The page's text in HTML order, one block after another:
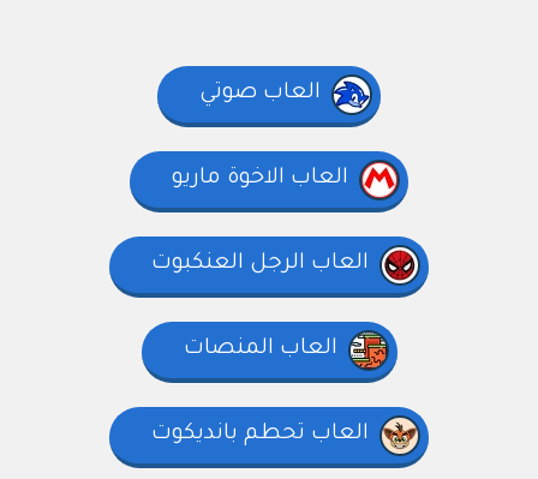
العاب صوتي
العاب الاخوة ماريو
العاب الرجل العنكبوت
العاب المنصات
العاب تحطم بانديكوت